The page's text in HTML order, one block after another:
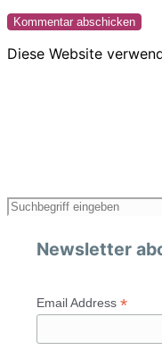
Diese Website
Newsletter
Email Address *